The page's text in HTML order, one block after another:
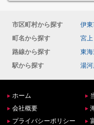
市区町村から探す 伊
町名から探す
宮上
路線から探す
東
駅から探す
湯
ホーム
会社概要
プライバシーポリシー